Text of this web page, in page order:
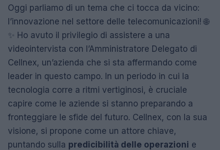
Oggi parliamo di un tema che ci tocca da vicino:
l’innovazione nel settore delle telecomunicazioni! 🌐
✨ Ho avuto il privilegio di assistere a una
videointervista con l’Amministratore Delegato di
Cellnex, un’azienda che si sta affermando come
leader in questo campo. In un periodo in cui la
tecnologia corre a ritmi vertiginosi, è cruciale
capire come le aziende si stanno preparando a
fronteggiare le sfide del futuro. Cellnex, con la sua
visione, si propone come un attore chiave,
puntando sulla predicibilità delle operazioni e